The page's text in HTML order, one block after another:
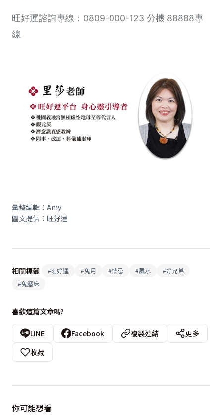
旺好運諮詢專線：0809-000-123 分機 88888專
線
彙整編輯：Amy
圖文提供：旺好運
相關標籤 #旺好運 #鬼月 #禁忌 #風水 #好兄弟
#鬼壓床
喜歡這篇文章嗎?
LINE Facebook 複製連結
更多
收藏
你可能想看